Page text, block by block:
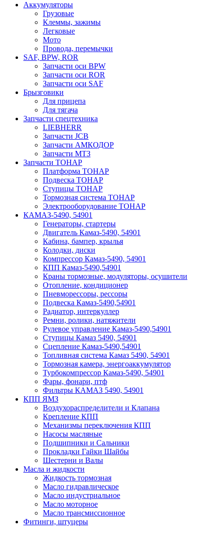
Аккумуляторы
Грузовые
Клеммы, зажимы
Легковые
Мото
Провода, перемычки
SAF, BPW, ROR
Запчасти оси BPW
Запчасти оси ROR
Запчасти оси SAF
Брызговики
Для прицепа
Для тягача
Запчасти спецтехника
LIEBHERR
Запчасти JCB
Запчасти АМКОДОР
Запчасти МТЗ
Запчасти ТОНАР
Платформа ТОНАР
Подвеска ТОНАР
Ступицы ТОНАР
Тормозная система ТОНАР
Электрооборудование ТОНАР
КАМАЗ-5490, 54901
Генераторы, стартеры
Двигатель Камаз-5490, 54901
Кабина, бампер, крылья
Колодки, диски
Компрессор Камаз-5490, 54901
КПП Камаз-5490,54901
Краны тормозные, модуляторы, осушители
Отопление, кондиционер
Пневморессоры, рессоры
Подвеска Камаз-5490,54901
Радиатор, интеркуллер
Ремни, ролики, натяжители
Рулевое управление Камаз-5490,54901
Ступицы Камаз 5490, 54901
Сцепление Камаз-5490,54901
Топливная система Камаз 5490, 54901
Тормозная камера, энергоаккумулятор
Турбокомпрессор Камаз-5490, 54901
Фары, фонари, птф
Фильтры КАМАЗ 5490, 54901
КПП ЯМЗ
Воздухораспределители и Клапана
Крепление КПП
Механизмы переключения КПП
Насосы масляные
Подшипники и Сальники
Прокладки Гайки Шайбы
Шестерни и Валы
Масла и жидкости
Жидкость тормозная
Масло гидравлическое
Масло индустриальное
Масло моторное
Масло трансмиссионное
Фитинги, штуцеры